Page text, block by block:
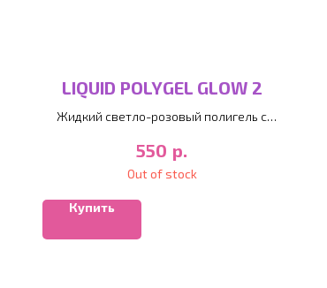
LIQUID POLYGEL GLOW 2
Жидкий светло-розовый полигель с
550 р.
Out of stock
Купить